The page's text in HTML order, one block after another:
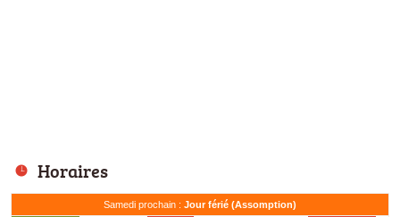
Horaires
Samedi prochain : Jour férié (Assomption)